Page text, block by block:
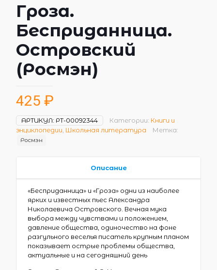
Гроза.
Бесприданница.
Островский
(Росмэн)
425 ₽
АРТИКУЛ: РТ-00092344 Категории: Книги и
энциклопедии Школьная литература Метка:
Росмэн
Описание
«Бесприданница» и «Гроза» одни из наиболее
ярких и известных пьес Александра
Николаевича Островского. Вечная мука
выбора между чувствами и положением,
давление общества, одиночество на фоне
разгульного веселья писатель крупным планом
показывает острые проблемы общества,
актуальные и на сегодняшний день